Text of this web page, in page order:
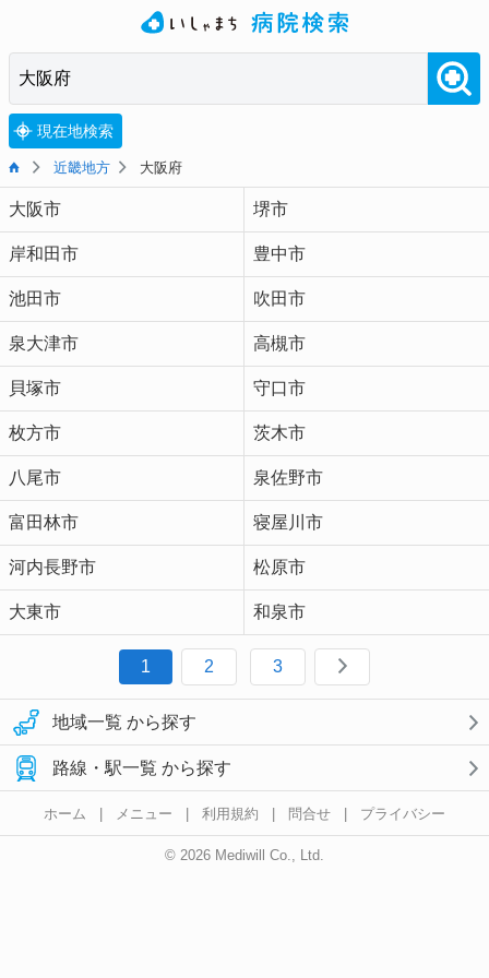
現在地検索
近畿地方 大阪府
大阪市 堺市
岸和田市 豊中市
池田市 吹田市
泉大津市 高槻市
貝塚市 守口市
枚方市 茨木市
八尾市 泉佐野市
富田林市 寝屋川市
河内長野市 松原市
大東市 和泉市
1 2 3
地域一覧 から探す
路線・駅一覧 から探す
ホーム | メニュー | 利用規約 | 問合せ | プライバシー
© 2026 Mediwill Co., Ltd.